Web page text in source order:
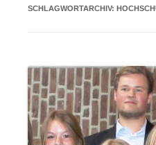
SCHLAGWORTARCHIV: